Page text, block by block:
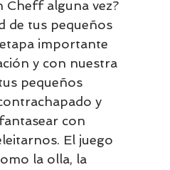
Cheff alguna vez?
de tus pequeños
importante
y con nuestra
pequeños
y
con
El juego
la olla, la